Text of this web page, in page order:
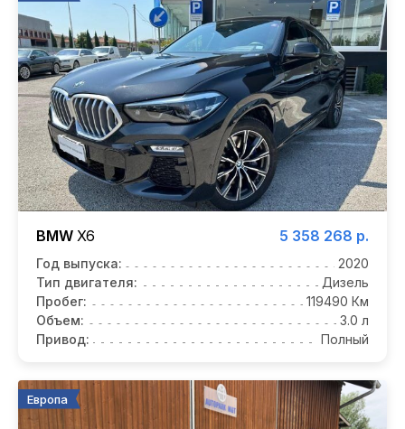
BMW X6 5 358 268 р.
Год выпуска:
2020
Тип двигателя:
Дизель
Пробег:
119490 Км
Объем:
3.0 л
Привод:
Полный
Европа